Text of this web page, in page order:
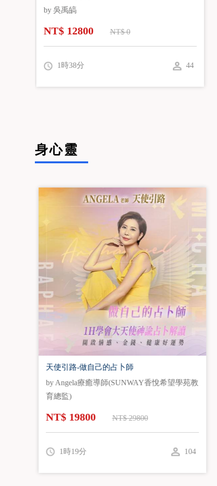
by 林婉芬
NT$ 6600 NT$ 0
1時09分 52
身心靈
佛光普照幸福如來:掌握生與死的智慧
by 曾孟如
NT$ 4900